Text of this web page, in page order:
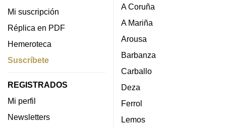
Mi suscripción
Réplica en PDF
Hemeroteca
Suscríbete
REGISTRADOS
Mi perfil
Newsletters
A Coruña
A Mariña
Arousa
Barbanza
Carballo
Deza
Ferrol
Lemos